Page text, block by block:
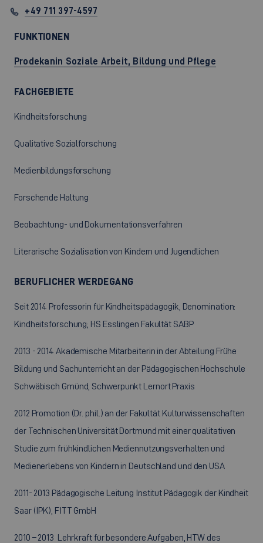
+49 711 397-4597
FUNKTIONEN
Prodekanin Soziale Arbeit, Bildung und Pflege
FACHGEBIETE
Kindheitsforschung
Qualitative Sozialforschung
Medienbildungsforschung
Forschende Haltung
Beobachtung- und Dokumentationsverfahren
Literarische Sozialisation von Kindern und Jugendlichen
BERUFLICHER WERDEGANG
Seit 2014 Professorin für Kindheitspädagogik, Denomination:
Kindheitsforschung; HS Esslingen Fakultät SABP
2013 - 2014 Akademische Mitarbeiterin in der Abteilung Frühe
Bildung und Sachunterricht an der Pädagogischen Hochschule
Schwäbisch Gmünd, Schwerpunkt Lernort Praxis
2012 Promotion (Dr. phil.) an der Fakultät Kulturwissenschaften
der Technischen Universität Dortmund mit einer qualitativen
Studie zum frühkindlichen Mediennutzungsverhalten und
Medienerlebens von Kindern in Deutschland und den USA
2011- 2013 Pädagogische Leitung Institut Pädagogik der Kindheit
Saar (IPK), FITT GmbH
2010 – 2013 Lehrkraft für besondere Aufgaben, HTW des